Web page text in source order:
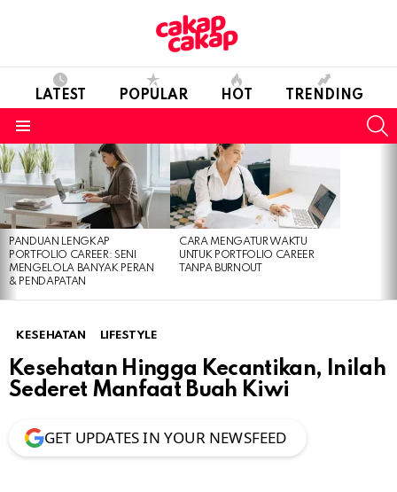
LATEST POPULAR HOT TRENDING
LATEST
STORIES
PANDUAN LENGKAP
PORTFOLIO CAREER: SENI
MENGELOLA BANYAK PERAN
& PENDAPATAN
CARA MENGATUR WAKTU
UNTUK PORTFOLIO CAREER
TANPA BURNOUT
KESEHATAN LIFESTYLE
Kesehatan Hingga Kecantikan, Inilah
Sederet Manfaat Buah Kiwi
GET UPDATES IN YOUR NEWSFEED